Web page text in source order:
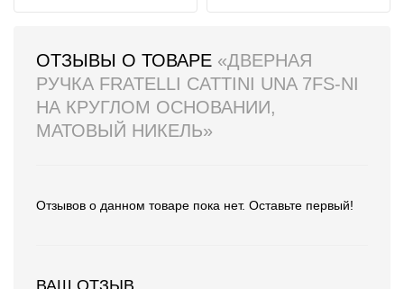
ОТЗЫВЫ О ТОВАРЕ «ДВЕРНАЯ
РУЧКА FRATELLI CATTINI UNA 7FS-NI
НА КРУГЛОМ ОСНОВАНИИ,
МАТОВЫЙ НИКЕЛЬ»
Отзывов о данном товаре пока нет. Оставьте первый!
ВАШ ОТЗЫВ